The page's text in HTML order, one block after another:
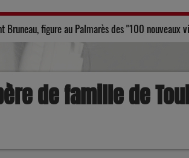
"Le maire d'Agen, Laurent Bruneau, figure au
de famille de